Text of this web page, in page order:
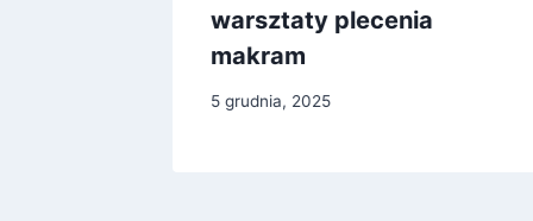
warsztaty plecenia
makram
5 grudnia, 2025